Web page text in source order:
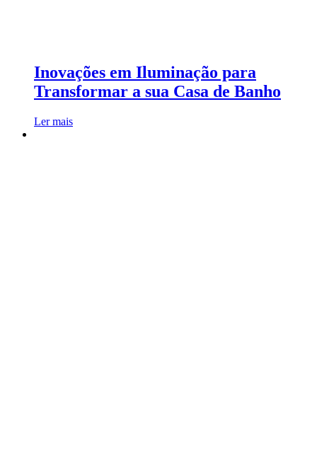
Inovações em Iluminação para
Transformar a sua Casa de Banho
Ler mais